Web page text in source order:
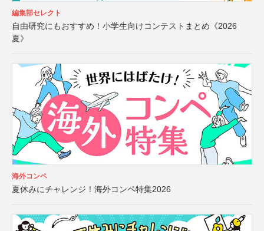
編集部セレクト
自由研究にもおすすめ！小学生向けコンテストまとめ《2026
夏》
海外コンペ
夏休みにチャレンジ！海外コンペ特集2026